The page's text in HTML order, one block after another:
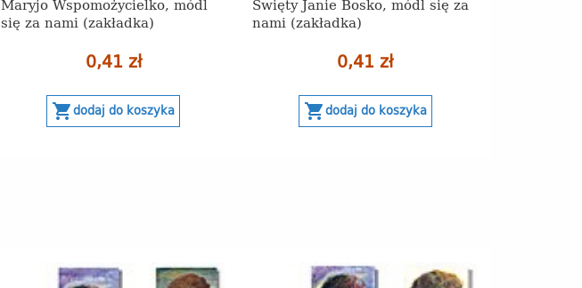
się za nami (zakładka)
0,41 zł
shopping_cartdodaj do koszyka
nami (zakładka)
0,41 zł
shopping_cartdodaj do koszyka